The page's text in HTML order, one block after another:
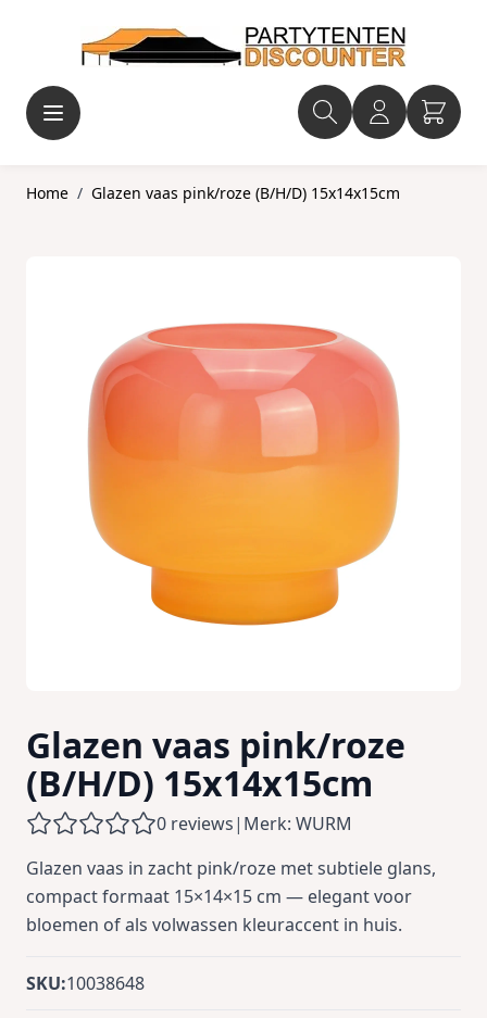
Home / Glazen vaas pink/roze (B/H/D) 15x14x15cm
Glazen vaas pink/roze
(B/H/D) 15x14x15cm
0 reviews| Merk: WURM
Glazen vaas in zacht pink/roze met subtiele glans,
compact formaat 15×14×15 cm — elegant voor
bloemen of als volwassen kleuraccent in huis.
SKU:10038648